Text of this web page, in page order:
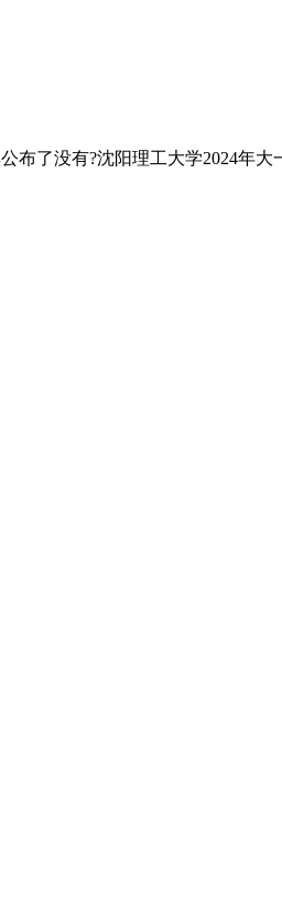
了没有?沈阳理工大学2024年